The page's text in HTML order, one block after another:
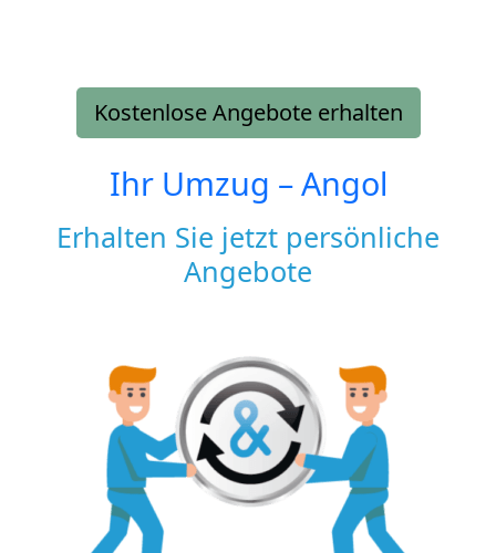
Kostenlose Angebote erhalten
Ihr Umzug –Angol
Erhalten Sie jetzt persönliche
Angebote